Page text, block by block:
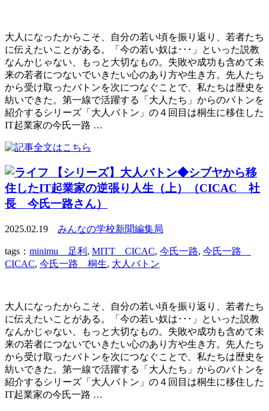
大人になったからこそ、自分の若い頃を振り返り、若者たち
に伝えたいことがある。「今の若い奴は･･･」といった説教
なんかじゃない、もっと大切なもの。失敗や成功も含めて未
来の若者につないでいきたい心のあり方や生き方。先人たち
から受け取ったバトンを次につなぐことで、私たちは歴史を
紡いできた。第一線で活躍する「大人たち」からのバトンを
紹介するシリーズ「大人バトン」の４回目は桐生に移住した
IT起業家の今氏一路 …
【シリーズ】大人バトン◆シブヤから移
住したIT起業家の逆張り人生（上）（CICAC 社
長 今氏一路さん）
2025.02.19 みんなの学校新聞編集局
tags： minimu 足利 , MITT CICAC, 今氏一路, 今氏一路
CICAC, 今氏一路 桐生, 大人バトン
大人になったからこそ、自分の若い頃を振り返り、若者たち
に伝えたいことがある。「今の若い奴は･･･」といった説教
なんかじゃない、もっと大切なもの。失敗や成功も含めて未
来の若者につないでいきたい心のあり方や生き方。先人たち
から受け取ったバトンを次につなぐことで、私たちは歴史を
紡いできた。第一線で活躍する「大人たち」からのバトンを
紹介するシリーズ「大人バトン」の４回目は桐生に移住した
IT起業家の今氏一路 …